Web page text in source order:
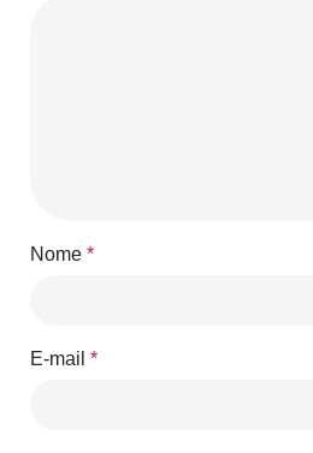
Nome *
E-mail *